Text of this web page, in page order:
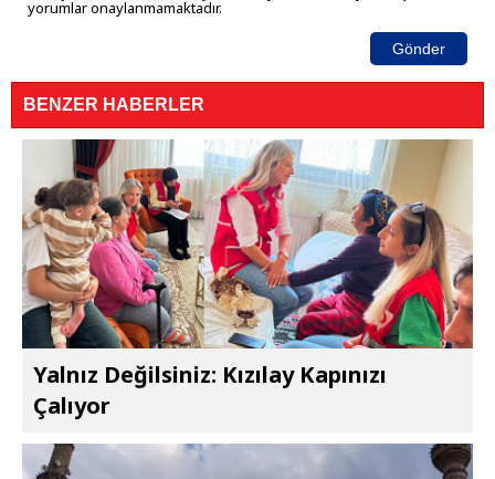
yorumlar onaylanmamaktadır.
Gönder
BENZER HABERLER
Yalnız Değilsiniz: Kızılay Kapınızı
Çalıyor